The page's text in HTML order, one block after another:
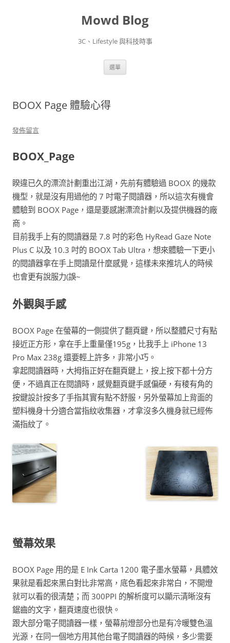
Mowd Blog
3C、Lifestyle 與科技時事
選單
BOOX Page 體驗心得
發佈留言
BOOX_Page
睽違已久的漂流計劃重出江湖，先前有體驗過 BOOX 的幾款
機型，就是沒有用過他的 7 吋電子閱讀器，所以這次有機會
體驗到 BOOX Page，還是要感謝漂流計劃以及提供機器的廠
商。
目前我手上有的閱讀器是 7.8 吋的彩色 HyRead Gaze Note
Plus C 以及 10.3 吋的 BOOX Tab Ultra，想來體驗一下更小
的閱讀器拿在手上閱讀是什麼感覺，這樣未來推坑人的時候
也會更有說服力(誤~
外觀與手感
BOOX Page 在螢幕的一側提供了翻頁鍵，所以整體尺寸有點
接近正方形，拿在手上重量僅195g，比我手上 iPhone 13
Pro Max 238g 還要輕上許多，非常小巧。
拿起閱讀器時，大拇指正好在翻頁鍵上，按上按下都十分方
便，不過真正在閱讀時，感覺翻頁鍵手感偏硬，有稜有角的
按鍵設計按多了手指其實有點不舒服，另外螢幕加上背面的
塑料機身十分適合當指紋收集器，才拿沒多久機身就已經佈
滿指紋了。
螢幕效果
BOOX Page 用的是 E Ink Carta 1200 電子墨水螢幕，具體效
果就是看起來黑白對比非常高，底色看起來非常白，不開燈
就可以看的很清楚；而 300PPI 的解析度可以顯示清晰沒有
鋸齒的文字，翻頁速度也很快。
跟大部分電子閱讀器一樣，螢幕前燈部分也是有冷暖雙色溫
光源，在同一個地方用其他台電子閱讀器的時候，多少需要